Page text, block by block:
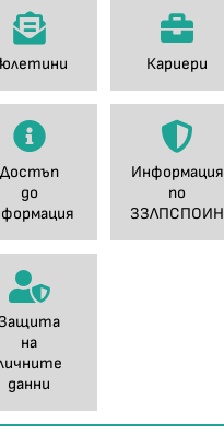
Кариери
Достъп
до
Информация
по
ЗЗЛПСПОИН
Защита
на
данни